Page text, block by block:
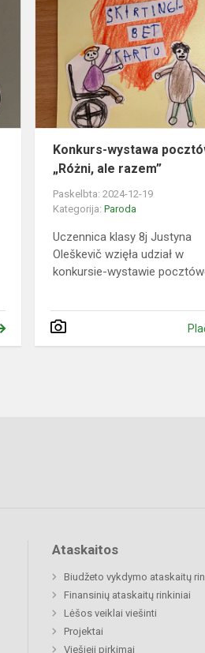
,,Pasitikime
šventes
džiaugsmingai”
Konkurs-wystawa
„Różni, ale razem”
Paskelbta: 2024-12-19
Kategorija:Paroda
Uczennica klasy 8j Justyna
Oleškevič wzięła udział w
konkursie-wystawie
Ataskaitos
Biudžeto vykdymo ataskaitų
Finansinių ataskaitų rinkiniai
Lėšos veiklai viešinti
Projektai
Viešieji pirkimai